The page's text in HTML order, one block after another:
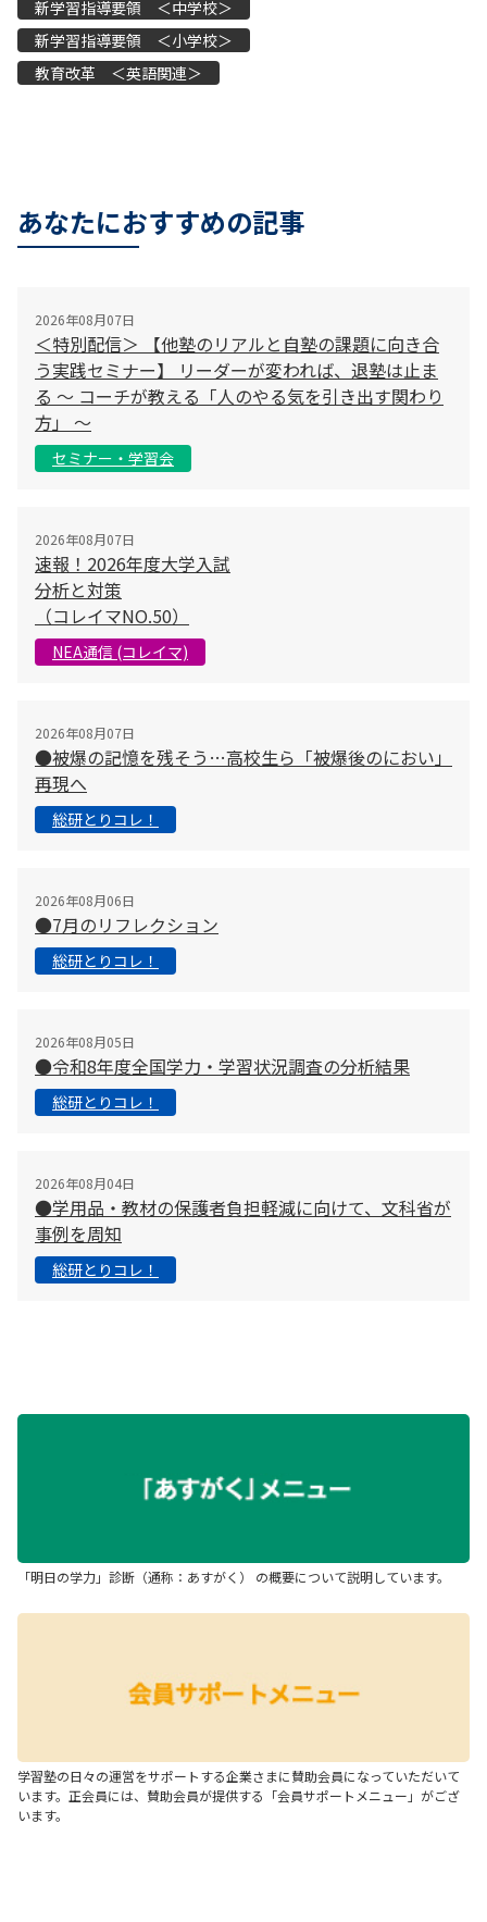
新学習指導要領 ＜中学校＞
新学習指導要領 ＜小学校＞
教育改革 ＜英語関連＞
あなたにおすすめの記事
2026年08月07日
＜特別配信＞ 【他塾のリアルと自塾の課題に向き合
う実践セミナー】 リーダーが変われば、退塾は止ま
る 〜 コーチが教える「人のやる気を引き出す関わり
方」 〜
セミナー・学習会
2026年08月07日
速報！2026年度大学入試
分析と対策
（コレイマNO.50）
NEA通信 (コレイマ)
2026年08月07日
●被爆の記憶を残そう…高校生ら「被爆後のにおい」
再現へ
総研とりコレ！
2026年08月06日
●7月のリフレクション
総研とりコレ！
2026年08月05日
●令和8年度全国学力・学習状況調査の分析結果
総研とりコレ！
2026年08月04日
●学用品・教材の保護者負担軽減に向けて、文科省が
事例を周知
総研とりコレ！
「明日の学力」診断（通称：あすがく） の概要について説明しています。
学習塾の日々の運営をサポートする企業さまに賛助会員になっていただいて
います。正会員には、賛助会員が提供する「会員サポートメニュー」がござ
います。